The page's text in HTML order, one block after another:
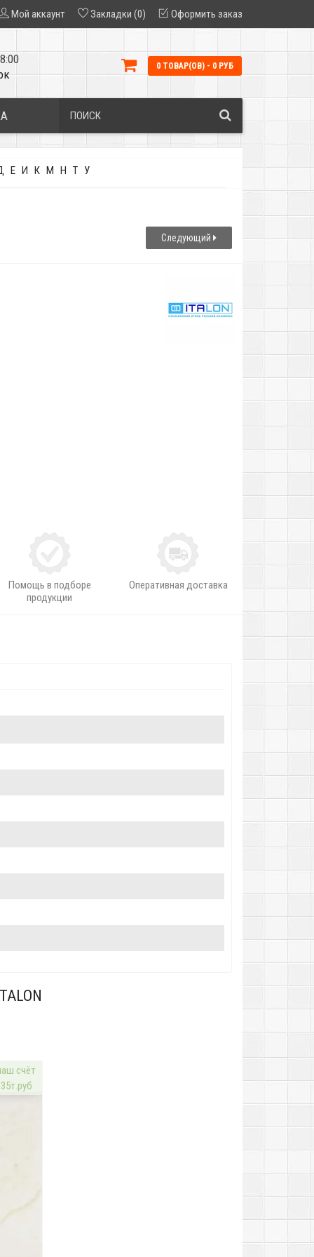
Мой аккаунт Закладки (0) Оформить заказ
0 ТОВАР(ОВ) - 0 РУБ
Е И К М Н Т У
Следующий
Помощь в подборе
продукции
Оперативная доставка
счёт